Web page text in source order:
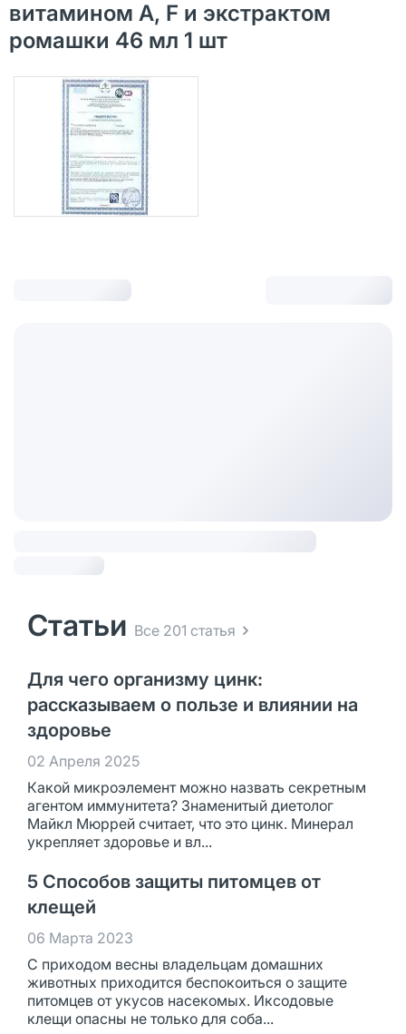
витамином А, F и экстрактом
ромашки 46 мл 1 шт
Статьи Все 201 статья
Для чего организму цинк:
рассказываем о пользе и влиянии на
здоровье
02 Апреля 2025
Какой микроэлемент можно назвать секретным
агентом иммунитета? Знаменитый диетолог
Майкл Мюррей считает, что это цинк. Минерал
укрепляет здоровье и вл...
5 Способов защиты питомцев от
клещей
06 Марта 2023
С приходом весны владельцам домашних
животных приходится беспокоиться о защите
питомцев от укусов насекомых. Иксодовые
клещи опасны не только для соба...